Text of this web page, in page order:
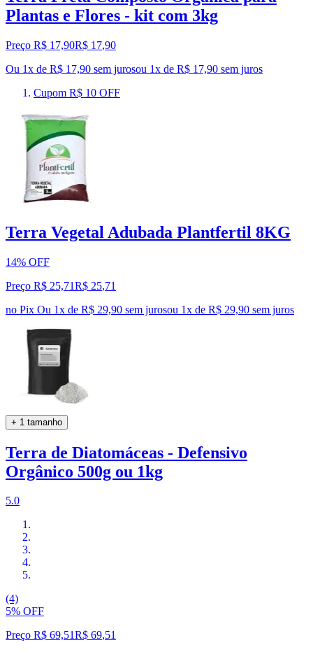
Plantas e Flores - kit com 3kg
Preço R$ 17,90R$ 17,90
Ou 1x de R$ 17,90 sem jurosou 1x de R$ 17,90 sem juros
Cupom R$ 10 OFF
Terra Vegetal Adubada Plantfertil 8KG
14% OFF
Preço R$ 25,71R$ 25,71
no Pix Ou 1x de R$ 29,90 sem jurosou 1x de R$ 29,90 sem juros
+ 1 tamanho
Terra de Diatomáceas - Defensivo
Orgânico 500g ou 1kg
5.0
(4)
5% OFF
Preço R$ 69,51R$ 69,51